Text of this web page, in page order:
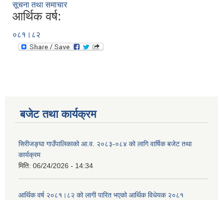
सूचना तथा समाचार
आर्थिक वर्ष:
०८१।८२
बजेट तथा कार्यक्रम
सिरीजङ्घा गाउँपालिकाको आ.व. २०८३-०८४ को लागि वार्षिक बजेट तथा
कार्यक्रम
मिति: 06/24/2026 - 14:34
आर्थिक वर्ष २०८१।८२ को लागी पारित भएको आर्थिक विधेयक २०८१